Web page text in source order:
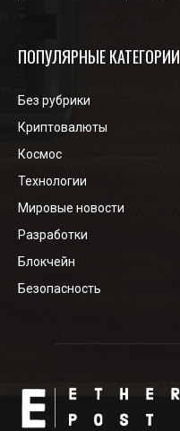
ПОПУЛЯРНЫЕ КАТЕГОРИИ
Без рубрики
Криптовалюты
Космос
Технологии
Мировые новости
Разработки
Блокчейн
Безопасность